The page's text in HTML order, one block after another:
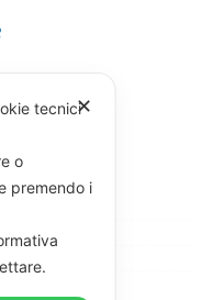
dei
✕
tecnici
o
premendo i